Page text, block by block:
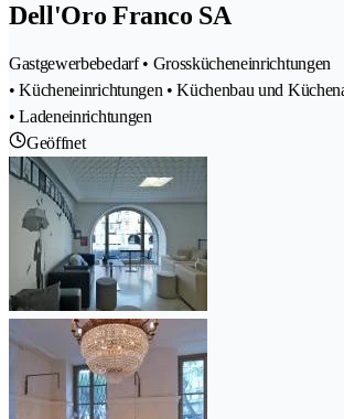
Dell'Oro Franco SA
Gastgewerbebedarf • Grosskücheneinrichtungen
• Kücheneinrichtungen • Küchenbau und
• Ladeneinrichtungen
Geöffnet